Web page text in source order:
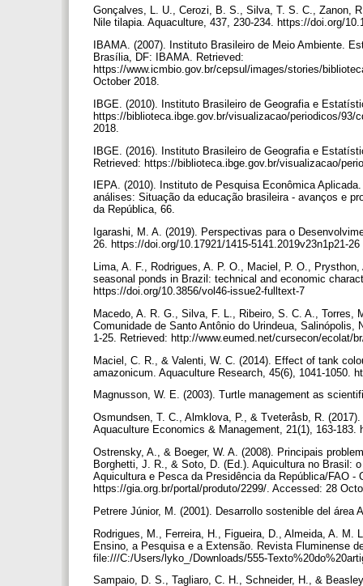
Gonçalves, L. U., Cerozi, B. S., Silva, T. S. C., Zanon,
Nile tilapia. Aquaculture, 437, 230-234. https://doi.org/
IBAMA. (2007). Instituto Brasileiro de Meio Ambiente.
Brasília, DF: IBAMA. Retrieved:
https://www.icmbio.gov.br/cepsul/images/stories/
October 2018.
IBGE. (2010). Instituto Brasileiro de Geografia e
https://biblioteca.ibge.gov.br/visualizacao/periodicos/
2018.
IBGE. (2016). Instituto Brasileiro de Geografia e
Retrieved: https://biblioteca.ibge.gov.br/visualizacao/
IEPA. (2010). Instituto de Pesquisa Econômica
análises: Situação da educação brasileira - avanços e
da República, 66.
Igarashi, M. A. (2019). Perspectivas para o
26. https://doi.org/10.17921/1415-5141.2019v23n1p21-26
Lima, A. F., Rodrigues, A. P. O., Maciel, P. O.,
seasonal ponds in Brazil: technical and economic
https://doi.org/10.3856/vol46-issue2-fulltext-7
Macedo, A. R. G., Silva, F. L., Ribeiro, S. C. A.,
Comunidade de Santo Antônio do Urindeua,
1-25. Retrieved: http://www.eumed.net/cursecon/
Maciel, C. R., & Valenti, W. C. (2014). Effect of tank
amazonicum. Aquaculture Research, 45(6), 1041-1050.
Magnusson, W. E. (2003). Turtle management as
Osmundsen, T. C., Almklova, P., & Tveteråsb, R.
Aquaculture Economics & Management, 21(1), 163-
Ostrensky, A., & Boeger, W. A. (2008). Principais
Borghetti, J. R., & Soto, D. (Ed.). Aquicultura no Brasil:
Aquicultura e Pesca da Presidência da República/FAO
https://gia.org.br/portal/produto/2299/. Accessed: 28
Petrere Júnior, M. (2001). Desarrollo sostenible del
Rodrigues, M., Ferreira, H., Figueira, D., Almeida, A.
Ensino, a Pesquisa e a Extensão. Revista Fluminense
file:///C:/Users/lyko_/Downloads/555-
Sampaio, D. S., Tagliaro, C. H., Schneider, H., &